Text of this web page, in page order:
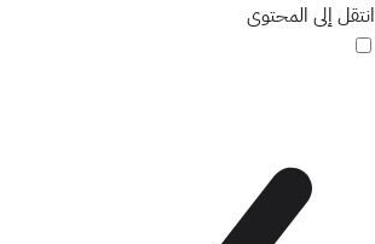
انتقل إلى المحتوى